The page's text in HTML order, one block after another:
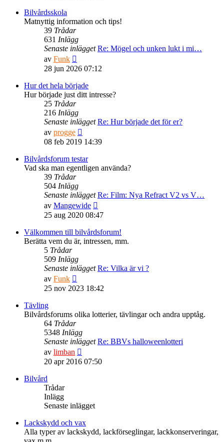
inlägget
Bilvårdsskola
Matnyttig information och tips!
39 Trådar
631 Inlägg
Senaste inlägget Re: Mögel och unken lukt i mi…
av Funk
till
senaste
inlägget
28 jun 2026 07:12
Hur det hela började
Hur började just ditt intresse?
25 Trådar
216 Inlägg
Senaste inlägget Re: Hur började det för er?
av progge
till
senaste
inlägget
08 feb 2019 14:39
Bilvårdsforum testar
Vad ska man egentligen använda?
39 Trådar
504 Inlägg
Senaste inlägget Re: Film: Nya Refract V2 vs V…
av Mangewide
till
senaste
inlägget
25 aug 2020 08:47
Välkommen till bilvårdsforum!
Berätta vem du är, intressen, mm.
5 Trådar
509 Inlägg
Senaste inlägget Re: Vilka är vi ?
av Funk
till
inlägget
25 nov 2023 18:42
Tävling
Bilvårdsforums olika lotterier, tävlingar och andra upptåg.
64 Trådar
5348 Inlägg
Senaste inlägget Re: BBVs halloweenlotteri
av limban
till
20 apr 2016 07:50
Bilvård
Trådar
Inlägg
Senaste inlägget
Lackskydd och vax
Alla typer av lackskydd, lackförseglingar, lackkonserveringar,